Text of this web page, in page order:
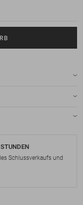
Schlussverkaufs und